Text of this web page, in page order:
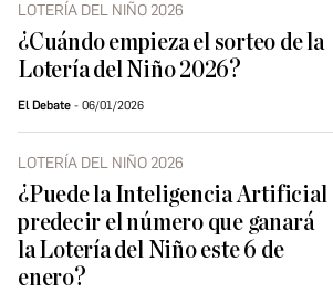
LOTERÍA DEL NIÑO 2026
¿Cuándo empieza el sorteo de la
Lotería del Niño 2026?
El Debate 06/01/2026
LOTERÍA DEL NIÑO 2026
¿Puede la Inteligencia Artificial
predecir el número que ganará
la Lotería del Niño este 6 de
enero?